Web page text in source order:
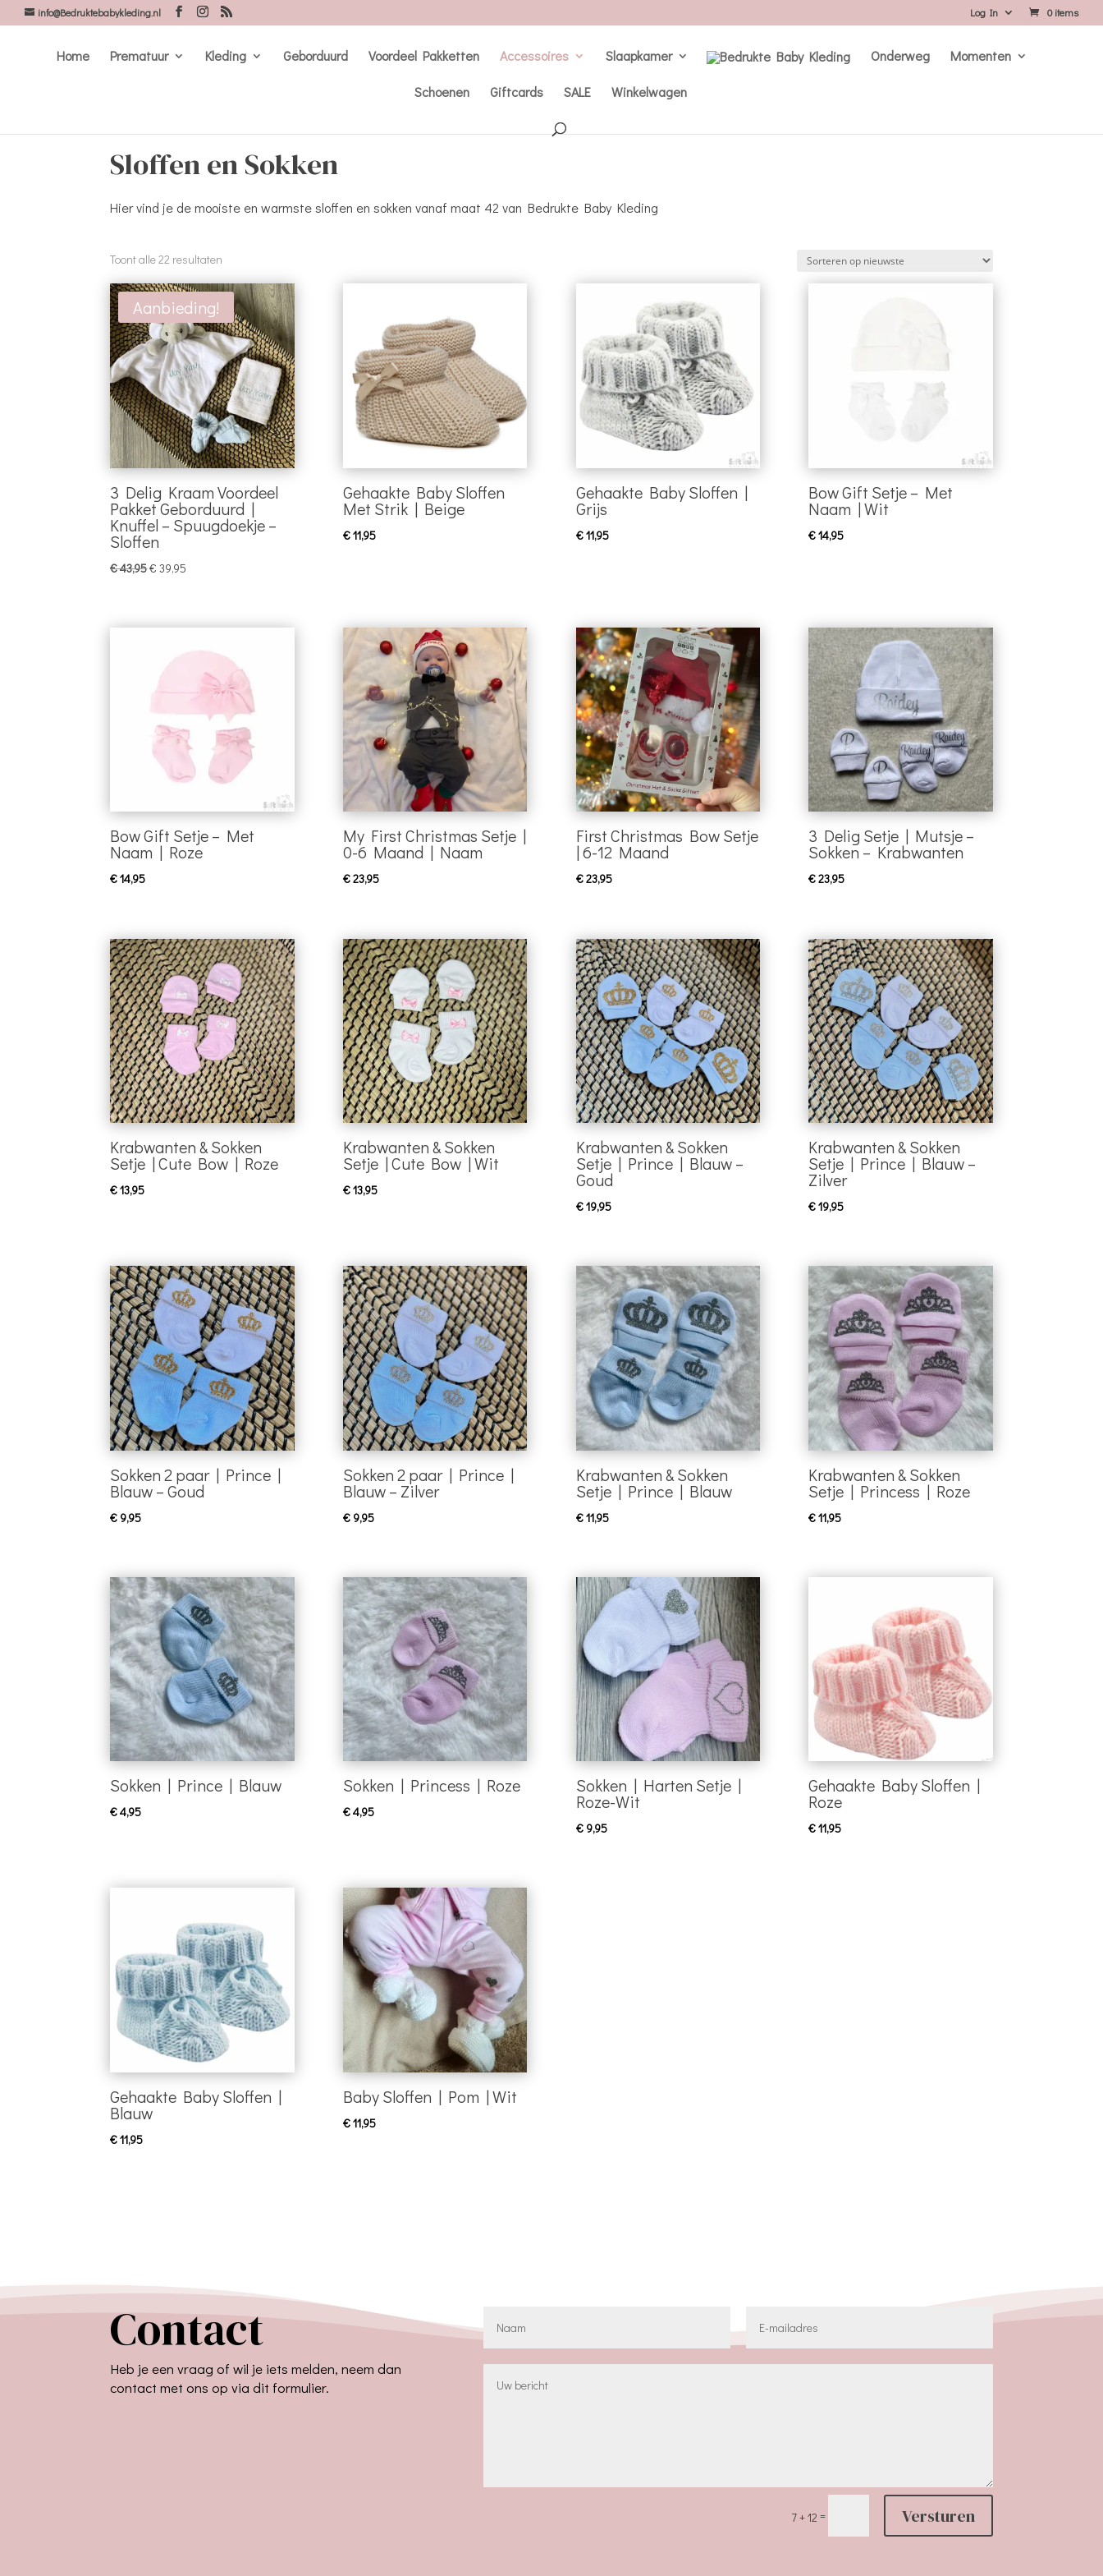
info@Bedruktebabykleding.nl Log In 0 items
Home Prematuur Kleding Geborduurd Voordeel Pakketten Accessoires Slaapkamer Onderweg Momenten
Schoenen Giftcards SALE Winkelwagen
Sloffen en Sokken
Hier vind je de mooiste en warmste sloffen en sokken vanaf maat 42 van Bedrukte Baby Kleding
Toont alle 22 resultaten
nieuwste
Aanbieding!
3 Delig Kraam Voordeel
Pakket Geborduurd |
Knuffel – Spuugdoekje –
Sloffen
€43,95Oorspronkelijke
€ 43,95.
€ 39,95
€ 39,95.
Gehaakte Baby Sloffen
Met Strik | Beige
€11,95
Gehaakte Baby Sloffen |
Grijs
€11,95
Bow Gift Setje – Met
Naam | Wit
€14,95
Bow Gift Setje – Met
Naam | Roze
€14,95
My First Christmas Setje |
0-6 Maand | Naam
€23,95
First Christmas Bow Setje
| 6-12 Maand
€23,95
3 Delig Setje | Mutsje –
Sokken – Krabwanten
€23,95
Krabwanten & Sokken
Setje | Cute Bow | Roze
€13,95
Krabwanten & Sokken
Setje | Cute Bow | Wit
€13,95
Krabwanten & Sokken
Setje | Prince | Blauw –
Goud
€19,95
Krabwanten & Sokken
Setje | Prince | Blauw –
Zilver
€19,95
Sokken 2 paar | Prince |
Blauw – Goud
€ 9,95
Sokken 2 paar | Prince |
Blauw – Zilver
€9,95
Krabwanten & Sokken
Setje | Prince | Blauw
€11,95
Krabwanten & Sokken
Setje | Princess | Roze
€11,95
Sokken | Prince | Blauw
€4,95
Sokken | Princess | Roze
€4,95
Sokken | Harten Setje |
Roze-Wit
€9,95
Gehaakte Baby Sloffen |
Roze
€11,95
Gehaakte Baby Sloffen |
Blauw
€11,95
Baby Sloffen | Pom | Wit
€11,95
Contact
Heb je een vraag of wil je iets melden, neem dan
contact met ons op via dit formulier.
7 + 12 = Versturen